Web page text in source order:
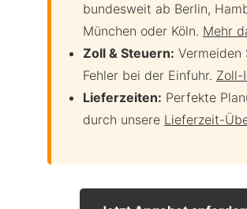
bundesweit ab Berlin,
München oder Köln. Mehr
Zoll & Steuern: Vermeiden
Fehler bei der Einfuhr. Zoll-
Lieferzeiten: Perfekte
durch unsere Lieferzeit-